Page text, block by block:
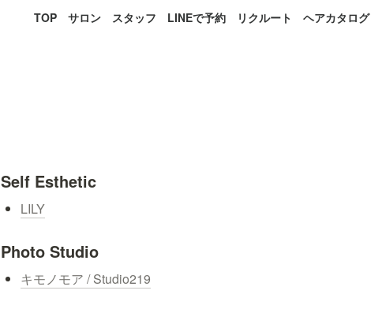
TOP サロン スタッフ LINEで予約 リクルート ヘアカタログ
Self Esthetic
LILY
Photo Studio
キモノモア / Studio219